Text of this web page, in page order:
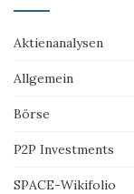
Aktienanalysen
Allgemein
Börse
P2P Investments
SPACE-Wikifolio